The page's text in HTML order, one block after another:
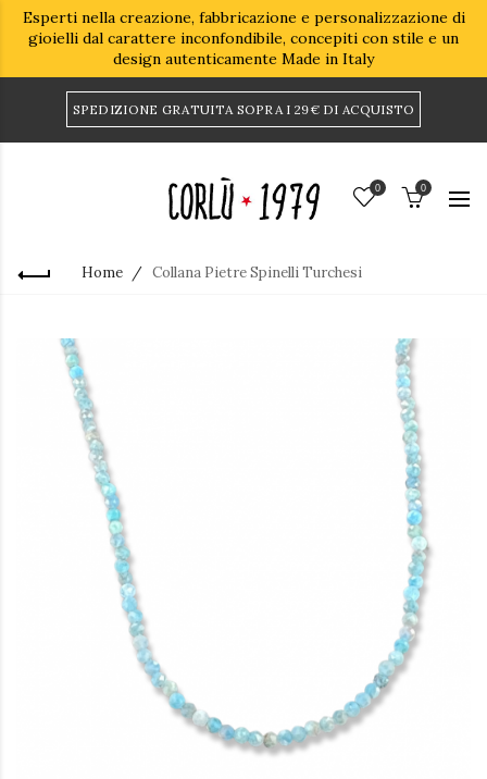
Esperti nella creazione, fabbricazione e personalizzazione di
gioielli dal carattere inconfondibile, concepiti con stile e un
design autenticamente Made in Italy
SPEDIZIONE GRATUITA SOPRA I 29€ DI ACQUISTO
0 0
Home Collana Pietre Spinelli Turchesi